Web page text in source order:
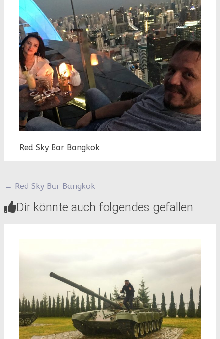
Red Sky Bar Bangkok
Beitragsnavigation
← Red Sky Bar Bangkok
Dir könnte auch folgendes gefallen